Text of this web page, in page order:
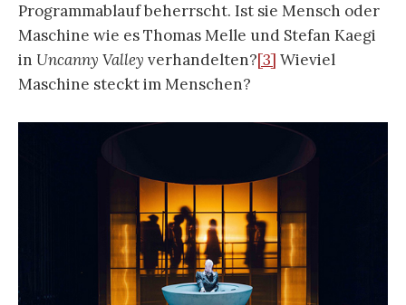
Programmablauf beherrscht. Ist sie Mensch oder
Maschine wie es Thomas Melle und Stefan Kaegi
in Uncanny Valley verhandelten?[3] Wieviel
Maschine steckt im Menschen?